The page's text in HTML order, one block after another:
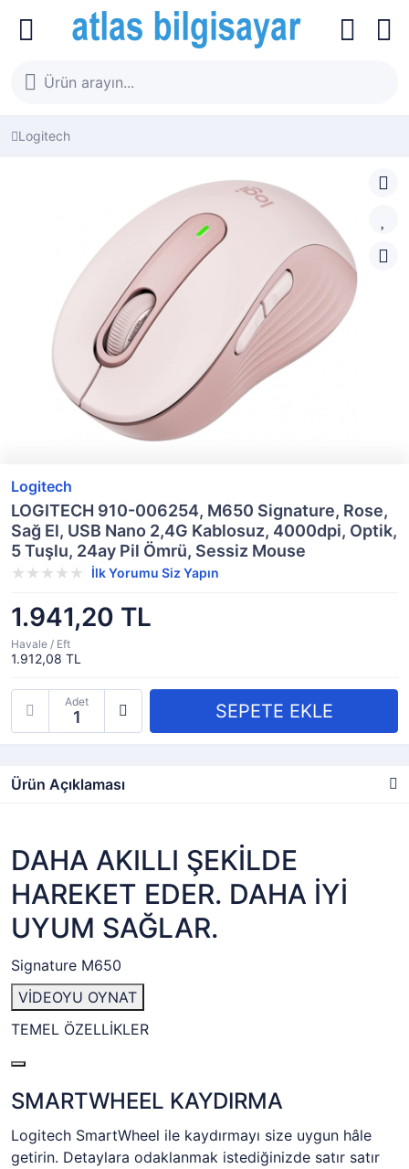
Logitech
Logitech
LOGITECH 910-006254, M650 Signature, Rose,
Sağ El, USB Nano 2,4G Kablosuz, 4000dpi, Optik,
5 Tuşlu, 24ay Pil Ömrü, Sessiz Mouse
İlk Yorumu Siz Yapın
1.941,20 TL
Havale / Eft
1.912,08 TL
Adet
Ürün Açıklaması
DAHA AKILLI ŞEKİLDE
HAREKET EDER. DAHA İYİ
UYUM SAĞLAR.
Signature M650
VİDEOYU OYNAT
TEMEL ÖZELLİKLER
SMARTWHEEL KAYDIRMA
Logitech SmartWheel ile kaydırmayı size uygun hâle
getirin. Detaylara odaklanmak istediğinizde satır satır